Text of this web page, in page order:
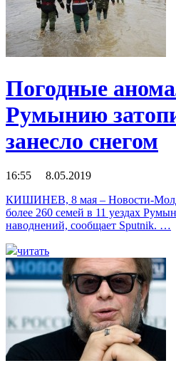
Погодные
Румынию
занесло снегом
16:55 8.05.2019
КИШИНЕВ, 8 мая – Новости-
более 260 семей в 11 уездах
наводнений, сообщает Sputnik. …
читать